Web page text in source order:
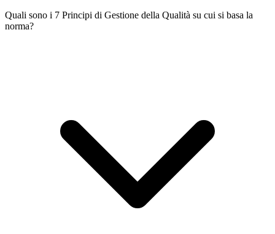
Quali sono i 7 Principi di Gestione della Qualità su cui si basa la
norma?